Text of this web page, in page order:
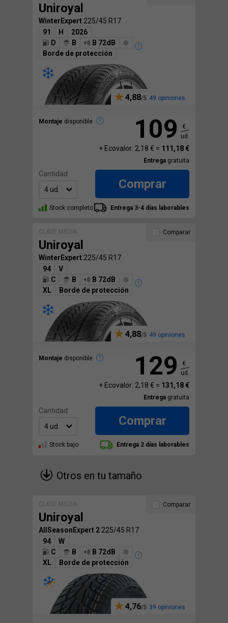
Uniroyal
WinterExpert 225/45 R17
91
H
2026
D
B
B 72dB
Borde de protección
4,88 49 opiniones
Montaje disponible 109
€
ud.
+ Ecovalor: 2,18 € = 111,18 €
Entrega gratuita
Cantidad:
Comprar
Stock completo Entrega 3-4 días laborables
CLASE MEDIA
Uniroyal
WinterExpert 225/45 R17
94
V
C
B
B 72dB
XL
Borde de protección
4,88 49 opiniones
Montaje disponible
Comparar
129
€
ud.
+ Ecovalor: 2,18 € = 131,18 €
Entrega gratuita
Cantidad:
Comprar
Stock bajo Entrega 2 días laborables
Otros en tu tamaño
CLASE MEDIA
Uniroyal
AllSeasonExpert 2 225/45 R17
94
W
C
B
B 72dB
XL
Borde de protección
4,76 39 opiniones
Comparar